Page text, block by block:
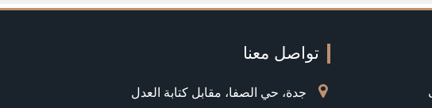
تواصل معنا
جدة، حي الصفا، مقابل كتابة العدل